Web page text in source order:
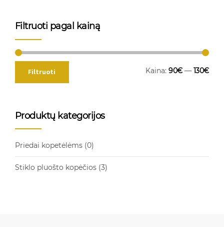
Filtruoti pagal kainą
Filtruoti Kaina: 90€— 130€
Produktų kategorijos
Priedai kopetėlėms (0)
Stiklo pluošto kopėčios (3)